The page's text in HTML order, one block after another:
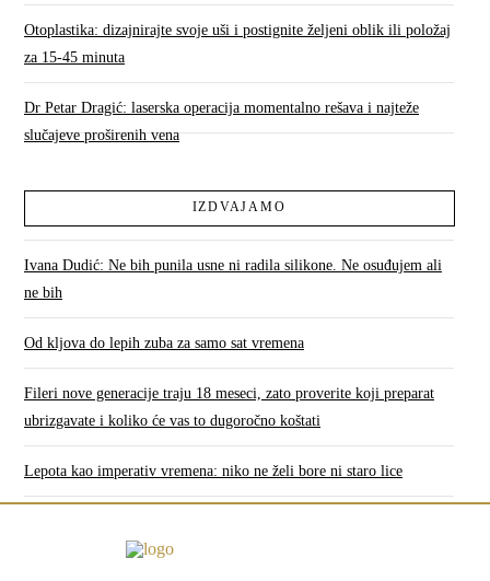
Otoplastika: dizajnirajte svoje uši i postignite željeni oblik ili položaj
za 15-45 minuta
Dr Petar Dragić: laserska operacija momentalno rešava i najteže
slučajeve proširenih vena
IZDVAJAMO
Ivana Dudić: Ne bih punila usne ni radila silikone. Ne osuđujem ali
ne bih
Od kljova do lepih zuba za samo sat vremena
Fileri nove generacije traju 18 meseci, zato proverite koji preparat
ubrizgavate i koliko će vas to dugoročno koštati
Lepota kao imperativ vremena: niko ne želi bore ni staro lice